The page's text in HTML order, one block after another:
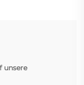
unsere